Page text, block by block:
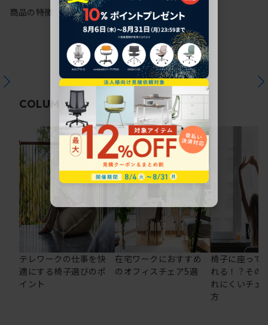
商品の特徴
COLUMN関連コラム
テレワークの仕事を快
適にする椅子選びのポ
イント
在宅ワークにおすすめ
のオフィスチェア5選
椅子に座って
れる！？その
れにくいチェ
方